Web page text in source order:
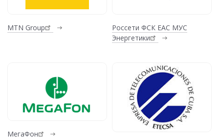
MTN Group
Россети ФСК ЕАС МУС
Энергетики
МегаФон